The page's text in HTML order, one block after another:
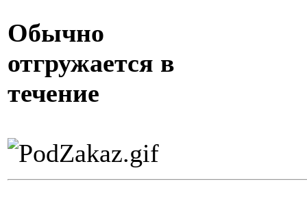
Обычно
отгружается в
течение